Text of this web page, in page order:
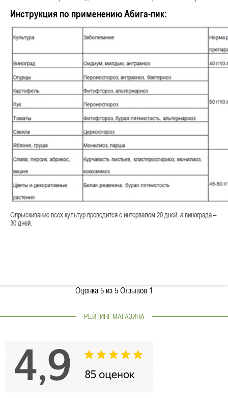
Инструкция по применению Абига-пик:
Опрыскивание всех культур проводится с интервалом 20 дней, а винограда –
30 дней.
Оценка5из 5 Отзывов 1
РЕЙТИНГ МАГАЗИНА